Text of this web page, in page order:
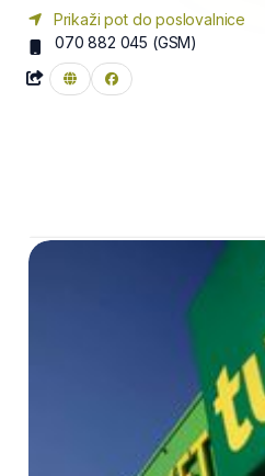
Prikaži pot do poslovalnice
070 882 045 (GSM)